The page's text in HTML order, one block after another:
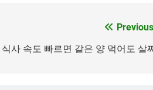
식사 속도 빠르면 같은 양 먹어도 살